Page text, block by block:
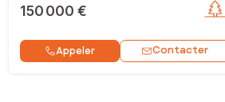
150 000 €
Appeler Contacter